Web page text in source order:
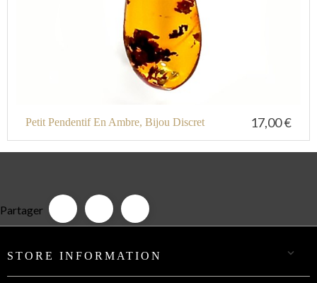
Petit Pendentif En Ambre, Bijou Discret 17,00 €
Partager
STORE INFORMATION 